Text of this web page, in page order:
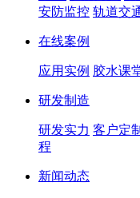
安防监控 轨道交
在线案例
应用实例 胶水课
研发制造
研发实力 客户定制
程
新闻动态